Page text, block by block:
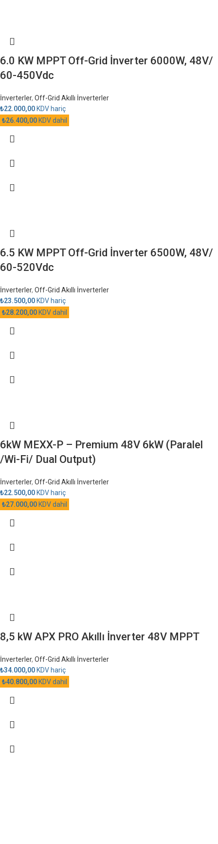
6.0 KW MPPT Off-Grid İnverter 6000W, 48V/
60-450Vdc
İnverterler, Off-Grid Akıllı İnverterler
₺22.000,00KDV hariç
₺26.400,00KDV dahil
6.5 KW MPPT Off-Grid İnverter 6500W, 48V/
60-520Vdc
İnverterler, Off-Grid Akıllı İnverterler
₺23.500,00KDV hariç
₺28.200,00KDV dahil
6kW MEXX-P – Premium 48V 6kW (Paralel
/Wi-Fi/ Dual Output)
İnverterler, Off-Grid Akıllı İnverterler
₺22.500,00KDV hariç
₺27.000,00KDV dahil
8,5 kW APX PRO Akıllı İnverter 48V MPPT
İnverterler, Off-Grid Akıllı İnverterler
₺34.000,00KDV hariç
₺40.800,00KDV dahil